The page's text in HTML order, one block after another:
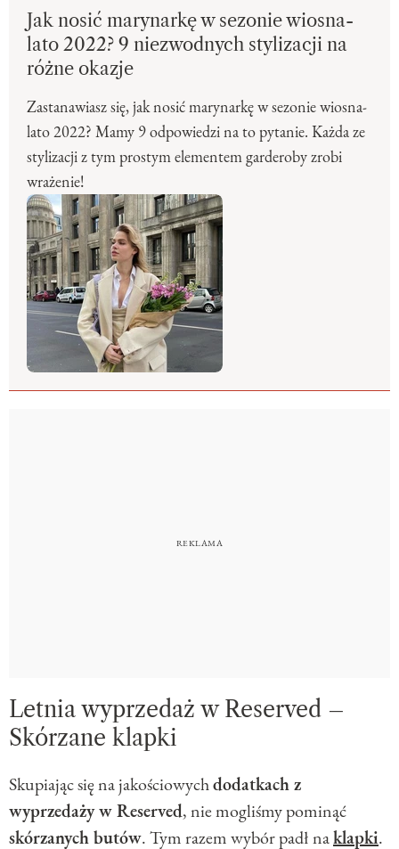
Jak nosić marynarkę w sezonie wiosna-
lato 2022? 9 niezwodnych stylizacji na
różne okazje
Zastanawiasz się, jak nosić marynarkę w sezonie wiosna-
lato 2022? Mamy 9 odpowiedzi na to pytanie. Każda ze
stylizacji z tym prostym elementem garderoby zrobi
wrażenie!
Letnia wyprzedaż w Reserved –
Skórzane klapki
Skupiając się na jakościowychdodatkach z
wyprzedaży w Reserved, nie mogliśmy pominąć
skórzanych butów. Tym razem wybór padł naklapki.